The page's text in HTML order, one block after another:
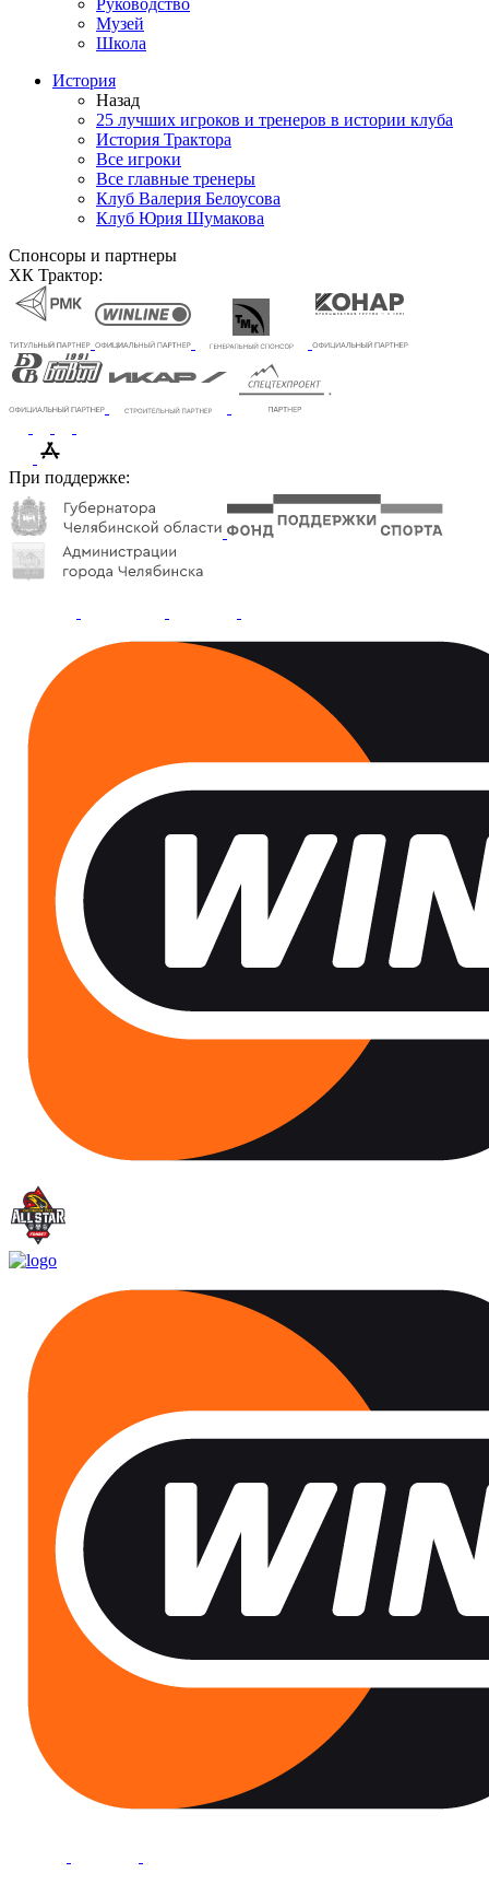
Руководство
Музей
Школа
История
Назад
25 лучших игроков и тренеров в истории клуба
История Трактора
Все игроки
Все главные тренеры
Клуб Валерия Белоусова
Клуб Юрия Шумакова
Спонсоры и партнеры
ХК Трактор:
При поддержке: